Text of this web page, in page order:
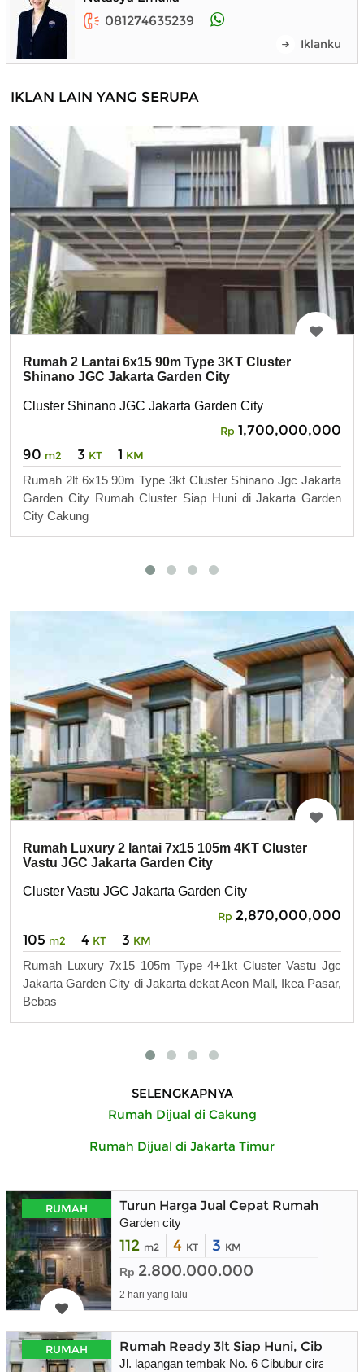
081274635239
Iklanku
IKLAN LAIN YANG SERUPA
Rumah 2 Lantai 6x15 90m Type 3KT Cluster
Shinano JGC Jakarta Garden City
Cluster Shinano JGC Jakarta Garden City
Rp 1,700,000,000
90 m2 3 KT 1 KM
Rumah 2lt 6x15 90m Type 3kt Cluster Shinano Jgc Jakarta
Garden City Rumah Cluster Siap Huni di Jakarta Garden
City Cakung
Rumah Luxury 2 lantai 7x15 105m 4KT Cluster
Vastu JGC Jakarta Garden City
Cluster Vastu JGC Jakarta Garden City
Rp 2,870,000,000
105 m2 4 KT 3 KM
Rumah Luxury 7x15 105m Type 4+1kt Cluster Vastu Jgc
Jakarta Garden City di Jakarta dekat Aeon Mall, Ikea Pasar,
Bebas
SELENGKAPNYA
Rumah Dijual di Cakung
Rumah Dijual di Jakarta Timur
RUMAH Turun Harga Jual Cepat Rumah
Garden city
112 m2 4 KT 3 KM
Rp 2.800.000.000
2 hari yang lalu
RUMAH Rumah Ready 3lt Siap Huni, Cibubur
Jl. lapangan tembak No. 6 Cibubur ciracas